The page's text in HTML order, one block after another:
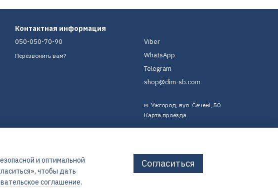
Контактная информация
050-050-70-90
Перезвонить вам?
Viber
WhatsApp
Telegram
shop@dim-sb.com
м. Ужгород, вул. Сечені, 50
Карта проезда
и оптимальной
чтобы дать
соглашение.
Согласиться